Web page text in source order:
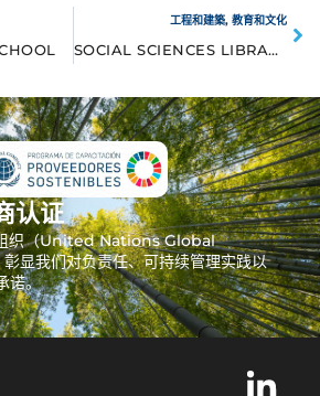
工程和建築, 教育和文化
SOCIAL SCIENCES LIBRARY
认证
织（United Nations Global
显我们对负责任、可持续管理实践以
诺。